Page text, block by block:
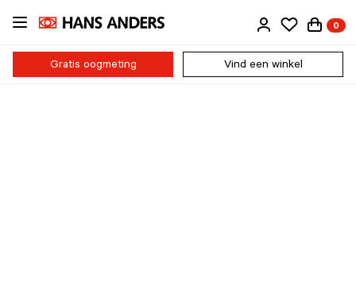
Ga
naar
inhoud
0
Gratis oogmeting Vind een winkel